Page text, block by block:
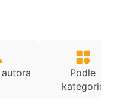
Podle
kategorie